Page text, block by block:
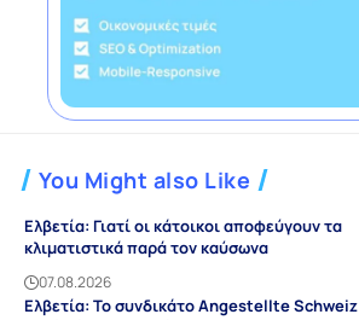
You Might also Like
Ελβετία: Γιατί οι κάτοικοι αποφεύγουν τα
κλιματιστικά παρά τον καύσωνα
07.08.2026
Ελβετία: Το συνδικάτο Angestellte Schweiz